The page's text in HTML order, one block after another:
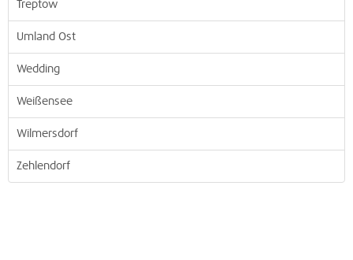
Treptow
Umland Ost
Wedding
Weißensee
Wilmersdorf
Zehlendorf